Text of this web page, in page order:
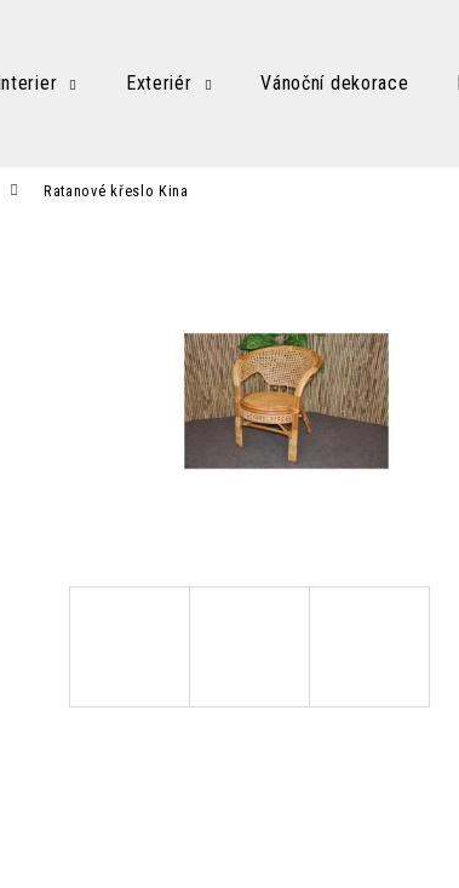
Interier Exteriér Vánoční dekorace
Ratanové křeslo Kina
Doporučujeme
1 800 Kč